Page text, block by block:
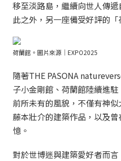
移至淡路島，繼續向世人傳
此之外，另一座備受好評的
荷蘭館。圖片來源｜EXPO2025
隨著THE PASONA
子小金剛館、荷蘭館陸續進
前所未有的風貌，不僅有神
藤本壯介的建築作品，以及
憶。
對於世博迷與建築愛好者而